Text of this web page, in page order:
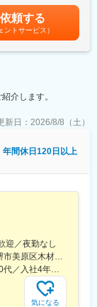
をサポートするに
い領域に関する授
や資格試験に参加
連動しているた
す。
移籍も可能であ
だくことを叶えら
電車、飛行機な
トナーです。
は文系卒業率
ど、他業界／業種
可能！
度で取得した単
未来がある：
る当社。当社独
戦できる仕事が
年目：1000万円超※
目安の金額であ
月給(月額)は固定手
頼する
ントサービス）
介します。
新日： 2026/8/8（土）
年間休日120日以上
迎／夜勤なし
【転勤なし／マイカー通勤OK】本社／大阪府堺市美原区木材通4-12-15＜アクセス＞「富田林」駅から車10分「北野田」駅から車で15分「北野田」駅「富田林」駅 から 近鉄バス「木材団地南」下車徒歩2分
400万円／20代／入社3年／大卒 400万円／30代／入社4年／高卒
気になる